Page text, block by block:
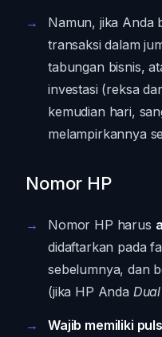
Namun, jika Anda
transaksi dalam
tabungan bisnis,
investasi (reksa
kemudian hari,
melampirkannya
Nomor HP
Nomor HP harus
didaftarkan pada
sebelumnya, dan
(jika HP Anda
Wajib memiliki